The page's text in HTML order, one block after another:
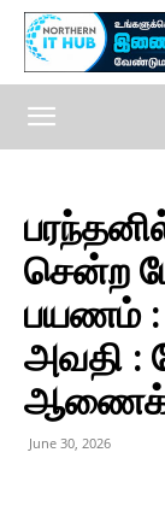
சென்ற
பயணம் :
அவதி :
June 30, 2026